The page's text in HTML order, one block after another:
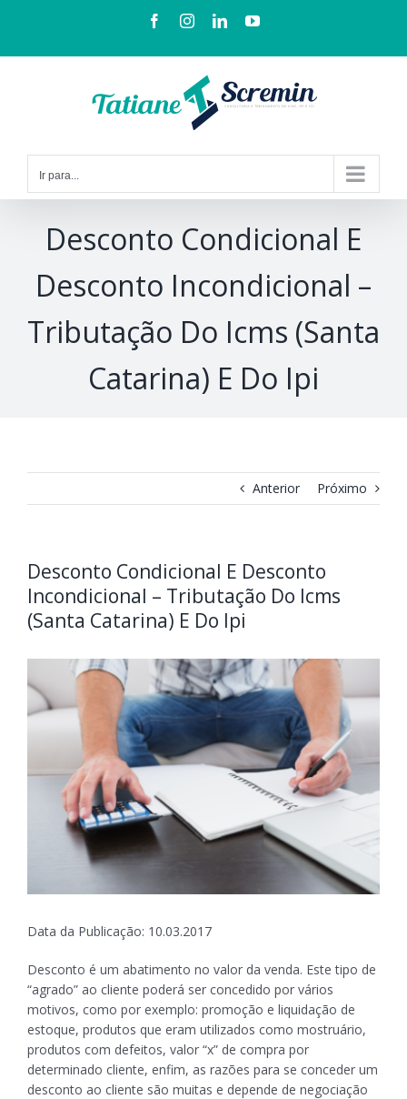
Ir para...
Desconto Condicional E
Desconto Incondicional –
Tributação Do Icms (Santa
Catarina) E Do Ipi
Anterior Próximo
Desconto Condicional E Desconto
Incondicional – Tributação Do Icms
(Santa Catarina) E Do Ipi
Data da Publicação: 10.03.2017
Desconto é um abatimento no valor da venda. Este tipo de
“agrado” ao cliente poderá ser concedido por vários
motivos, como por exemplo: promoção e liquidação de
estoque, produtos que eram utilizados como mostruário,
produtos com defeitos, valor “x” de compra por
determinado cliente, enfim, as razões para se conceder um
desconto ao cliente são muitas e depende de negociação